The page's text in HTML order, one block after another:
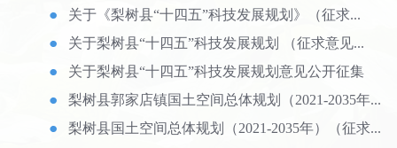
关于《梨树县“十四五”科技发展规划》（征求...
关于梨树县“十四五”科技发展规划 （征求意见...
关于梨树县“十四五”科技发展规划意见公开征集
梨树县郭家店镇国土空间总体规划（2021-2035年...
梨树县国土空间总体规划（2021-2035年）（征求...